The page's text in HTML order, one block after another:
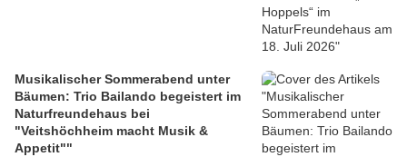
Musikalischer Sommerabend unter
Bäumen: Trio Bailando begeistert im
Naturfreundehaus bei
"Veitshöchheim macht Musik &
Appetit""